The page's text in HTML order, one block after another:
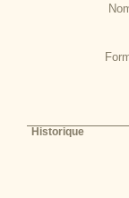
Historique